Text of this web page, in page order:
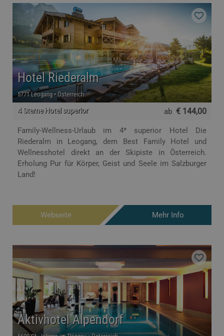
4 Sterne Hotel superior
Hotel Riederalm
5771 Leogang • Österreich
ab € 144,00
Family-Wellness-Urlaub im 4* superior Hotel Die
Riederalm in Leogang, dem Best Family Hotel und
Wellnesshotel direkt an der Skipiste in Österreich.
Erholung Pur für Körper, Geist und Seele im Salzburger
Land!
Webseite Mehr Info
Aktivhotel Alpendorf